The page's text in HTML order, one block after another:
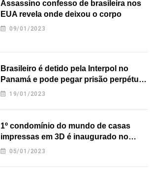
Assassino confesso de brasileira nos
EUA revela onde deixou o corpo
09/01/2023
Brasileiro é detido pela Interpol no
Panamá e pode pegar prisão perpétua
nos EUA
19/01/2023
1º condomínio do mundo de casas
impressas em 3D é inaugurado no
Texas
05/01/2023